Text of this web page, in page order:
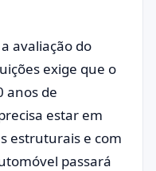
avaliação do
exige que o
anos de
estar em
estruturais e com
passará